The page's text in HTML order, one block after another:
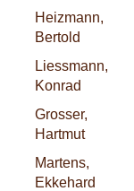
Heizmann,
Bertold
Liessmann,
Konrad
Grosser,
Hartmut
Martens,
Ekkehard